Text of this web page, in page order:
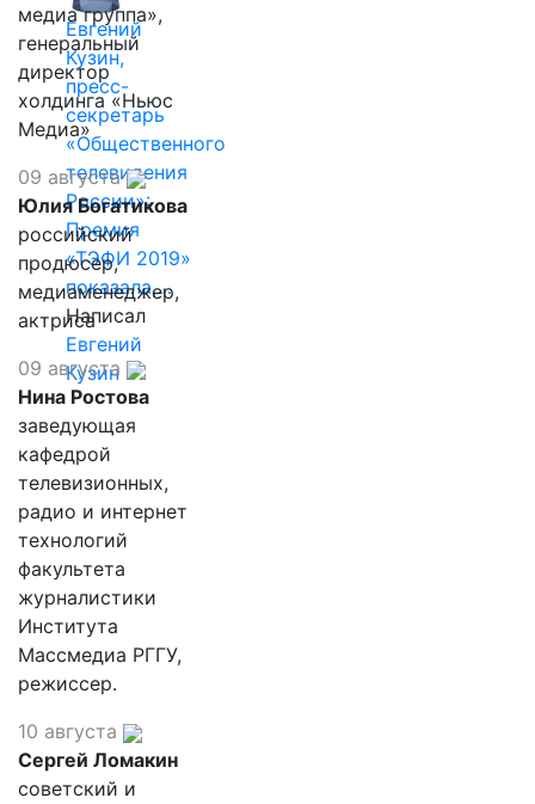
Евгений
Кузин,
пресс-
секретарь
«Общественного
телевидения
России»:
Премия
«ТЭФИ 2019»
показала,…
Написал
Евгений
Кузин
медиа группа»,
генеральный
директор
холдинга «Ньюс
Медиа»
09 августа
Юлия Богатикова
российский
продюсер,
медиаменеджер,
актриса
09 августа
Нина Ростова
заведующая
кафедрой
телевизионных,
радио и интернет
технологий
факультета
журналистики
Института
Массмедиа РГГУ,
режиссер.
10 августа
Сергей Ломакин
советский и